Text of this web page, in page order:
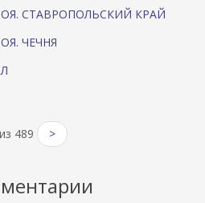
СТАВРОПОЛЬСКИЙ КРАЙ
ЧЕЧНЯ
489 >